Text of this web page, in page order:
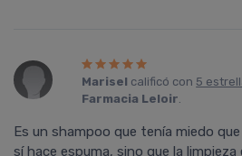
Marisel calificó con 5
Farmacia Leloir.
Es un shampoo que tenía miedo
sí hace espuma, sino que la